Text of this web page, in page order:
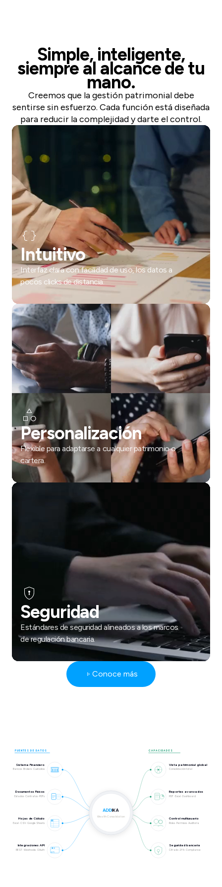
Simple, inteligente,
siempre al alcance de tu
mano.
Creemos que la gestión patrimonial debe
sentirse sin esfuerzo. Cada función está diseñada
para reducir la complejidad y darte el control.
Intuitivo
Interfaz clara con facilidad de uso, los datos a
pocos clicks de distancia.
Personalización
Flexible para adaptarse a cualquier patrimonio o
cartera.
Seguridad
Estándares de seguridad alineados a los marcos
de regulación bancaria.
Conoce más
FUENTES DE DATOS CAPACIDADES
Wealth Consolidation
Sistema Financiero
Bancos · Brokers · Custodios
Documentos Físicos
Estados · Contratos · PDFs
Hojas de Cálculo
Excel · CSV · Google Sheets
{API}
Integraciones API
REST · Webhooks · OAuth
Vista patrimonial global
Consolidación total
Reportes avanzados
PDF · Excel · Dashboard
Control multiusuario
Roles · Permisos · Auditoría
Seguridad bancaria
Cifrado · 2FA · Compliance